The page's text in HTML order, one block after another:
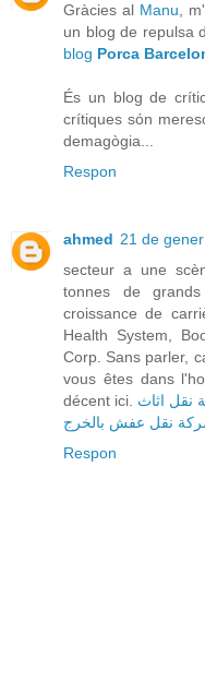
Gràcies al Manu,
un blog de repulsa
blog Porca
És un blog de
crítiques són
demagògia...
Respon
ahmed 21 de
secteur a une
tonnes de
croissance de
Health System,
Corp. Sans parler,
vous êtes dans
décent ici. نقل اثاث
نقل عفش بالخرج
Respon